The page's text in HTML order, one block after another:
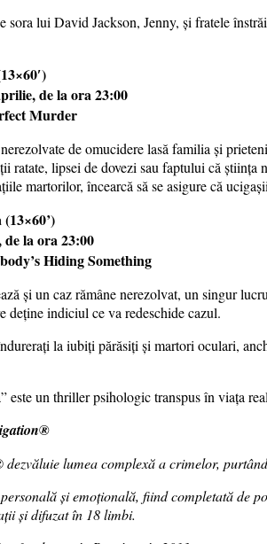
sora lui David Jackson, Jenny, și fratele
de la ora 23:00
Murder
de omucidere lasă familia și
ratate, lipsei de dovezi sau faptului că
martorilor, încearcă să se asigure că
la ora 23:00
Hiding Something
și un caz rămâne nerezolvat, un singur
deține indiciul ce va redeschide cazul.
la iubiți părăsiți și martori oculari,
este un thriller psihologic transpus în viața
lumea complexă a crimelor,
și emoțională, fiind completată
și difuzat în 18 limbi.